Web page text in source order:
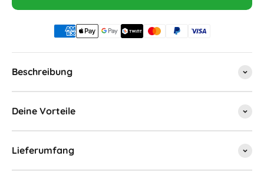
Beschreibung
Deine Vorteile
Lieferumfang